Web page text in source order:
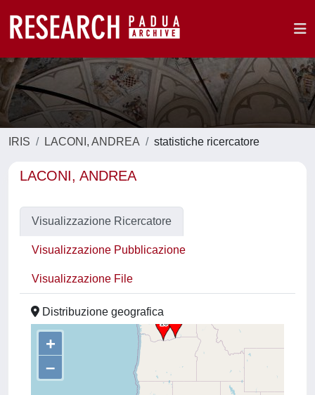
IRIS LACONI, ANDREA statistiche ricercatore
LACONI, ANDREA
Visualizzazione Ricercatore
Visualizzazione Pubblicazione
Visualizzazione File
Distribuzione geografica
+
–